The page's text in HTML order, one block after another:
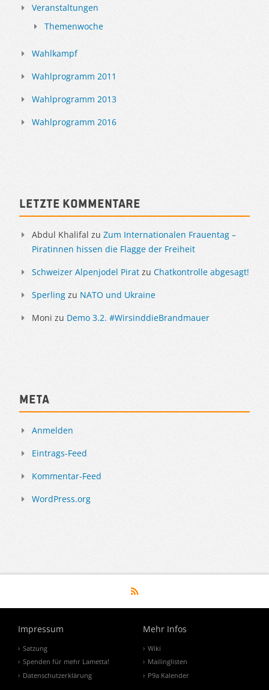
Veranstaltungen
Themenwoche
Wahlkampf
Wahlprogramm 2011
Wahlprogramm 2013
Wahlprogramm 2016
Letzte Kommentare
Abdul Khalifal zu Zum Internationalen Frauentag –
Piratinnen hissen die Flagge der Freiheit
Schweizer Alpenjodel Pirat zu Chatkontrolle abgesagt!
Sperling zu NATO und Ukraine
Moni zu Demo 3.2. #WirsinddieBrandmauer
Meta
Anmelden
Eintrags-Feed
Kommentar-Feed
WordPress.org
Impressum
Satzung
Spenden für mehr Lametta!
Datenschutzerklärung
Mehr Infos
Wiki
Mailinglisten
P9a Kalender